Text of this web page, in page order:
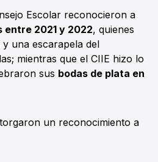
Escolar reconocieron a
entre 2021 y 2022, quienes
una escarapela del
mientras que el CIIE hizo lo
sus bodas de plata en
un reconocimiento a